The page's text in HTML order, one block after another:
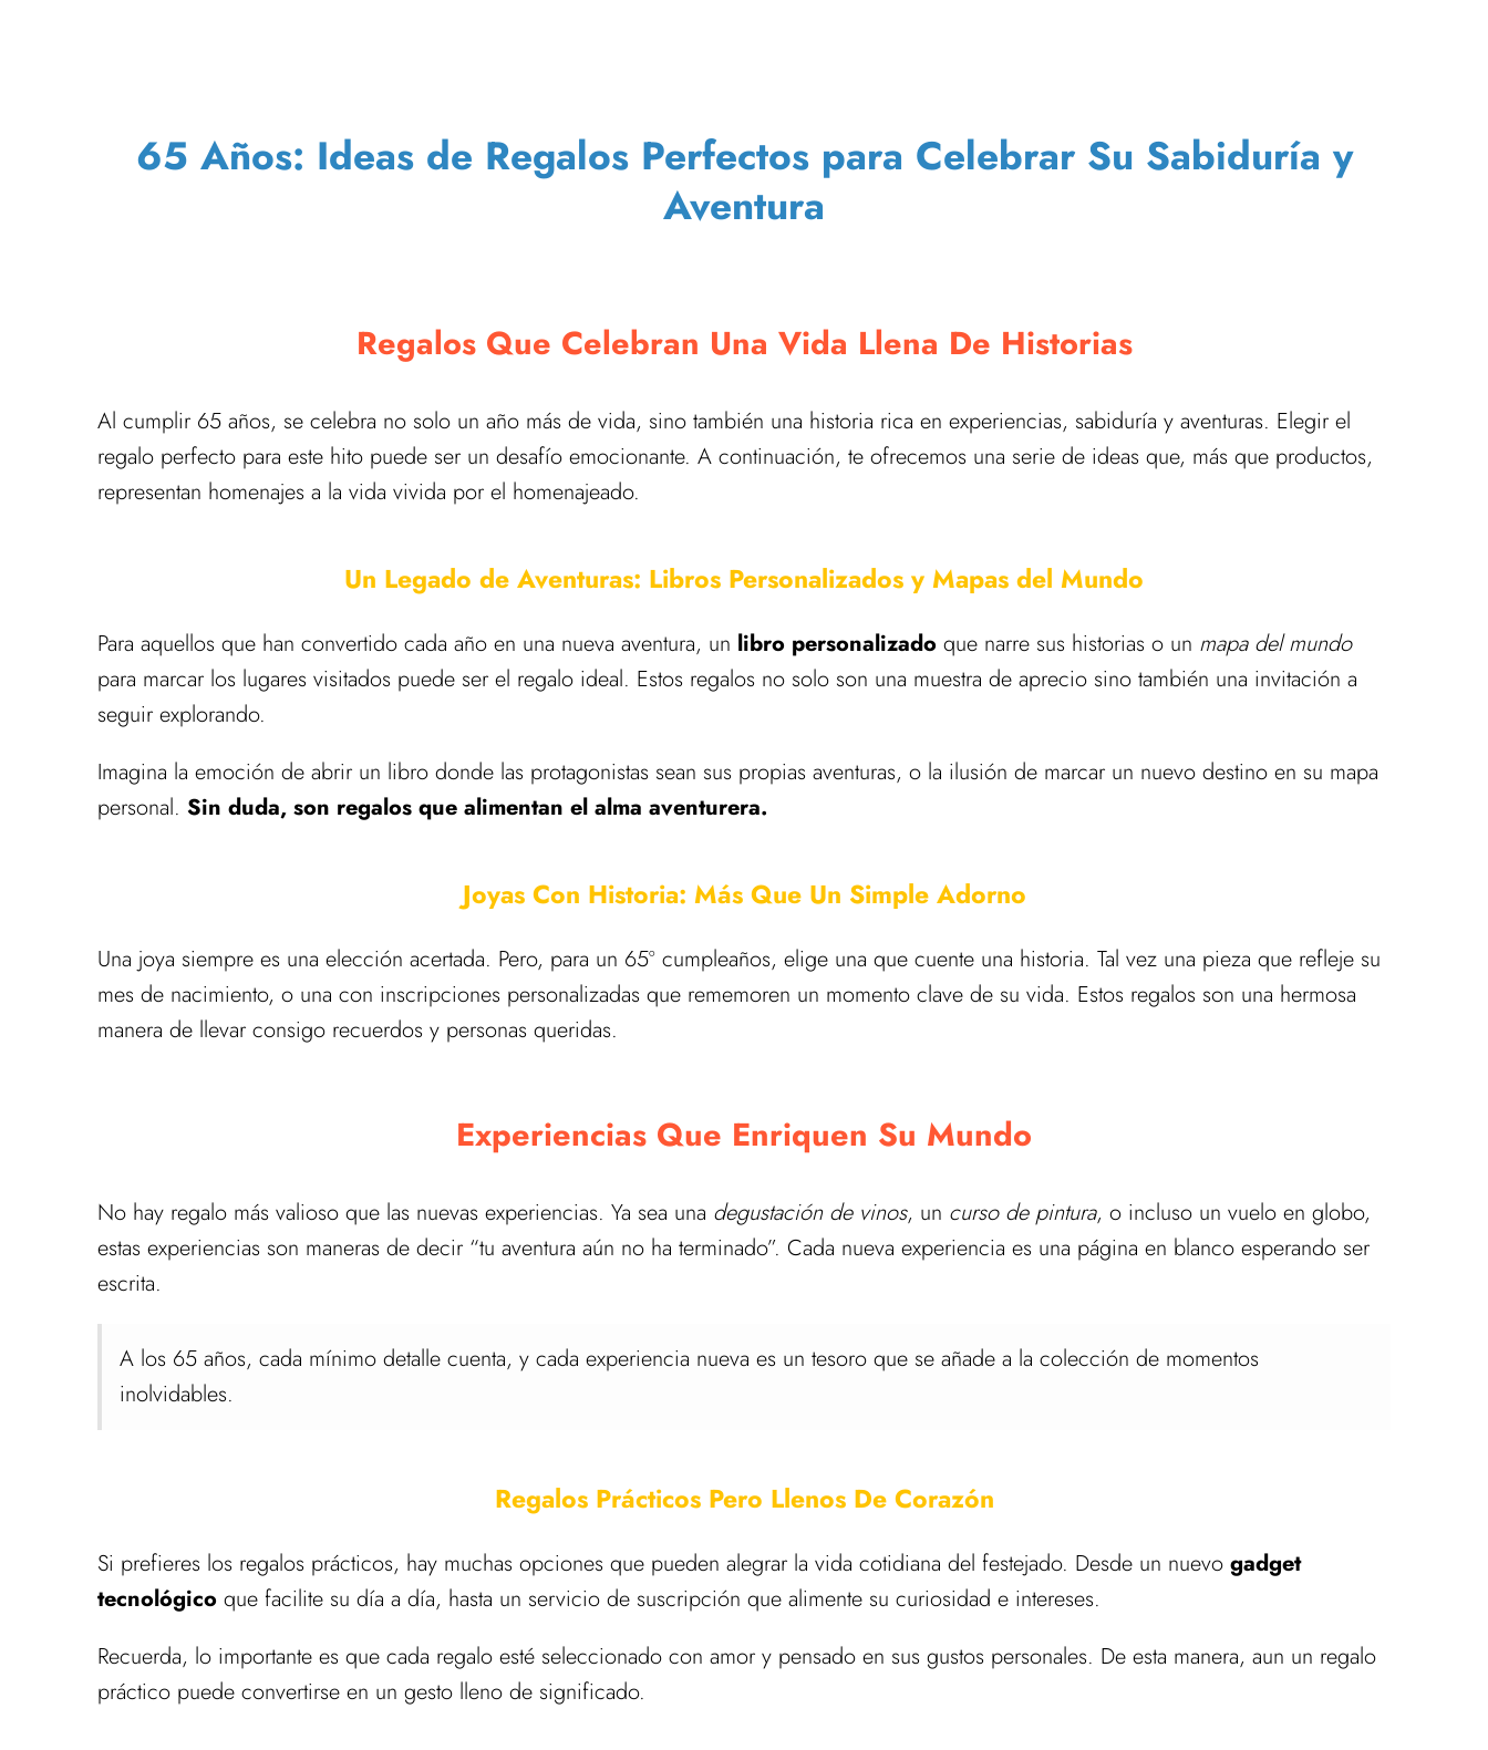
65 Años: Ideas de Regalos Perfectos para Celebrar Su Sabiduría y
Aventura
Regalos Que Celebran Una Vida Llena De Historias
Al cumplir 65 años, se celebra no solo un año más de vida, sino también una historia rica en experiencias, sabiduría y aventuras. Elegir el
regalo perfecto para este hito puede ser un desafío emocionante. A continuación, te ofrecemos una serie de ideas que, más que productos,
representan homenajes a la vida vivida por el homenajeado.
Un Legado de Aventuras: Libros Personalizados y Mapas del Mundo
Para aquellos que han convertido cada año en una nueva aventura, un libro personalizado que narre sus historias o un mapa del mundo
para marcar los lugares visitados puede ser el regalo ideal. Estos regalos no solo son una muestra de aprecio sino también una invitación a
seguir explorando.
Imagina la emoción de abrir un libro donde las protagonistas sean sus propias aventuras, o la ilusión de marcar un nuevo destino en su mapa
personal. Sin duda, son regalos que alimentan el alma aventurera.
Joyas Con Historia: Más Que Un Simple Adorno
Una joya siempre es una elección acertada. Pero, para un 65º cumpleaños, elige una que cuente una historia. Tal vez una pieza que refleje su
mes de nacimiento, o una con inscripciones personalizadas que rememoren un momento clave de su vida. Estos regalos son una hermosa
manera de llevar consigo recuerdos y personas queridas.
Experiencias Que Enriquen Su Mundo
No hay regalo más valioso que las nuevas experiencias. Ya sea una degustación de vinos, un curso de pintura, o incluso un vuelo en globo,
estas experiencias son maneras de decir “tu aventura aún no ha terminado”. Cada nueva experiencia es una página en blanco esperando ser
escrita.
A los 65 años, cada mínimo detalle cuenta, y cada experiencia nueva es un tesoro que se añade a la colección de momentos
inolvidables.
Regalos Prácticos Pero Llenos De Corazón
Si prefieres los regalos prácticos, hay muchas opciones que pueden alegrar la vida cotidiana del festejado. Desde un nuevo gadget
tecnológico que facilite su día a día, hasta un servicio de suscripción que alimente su curiosidad e intereses.
Recuerda, lo importante es que cada regalo esté seleccionado con amor y pensado en sus gustos personales. De esta manera, aun un regalo
práctico puede convertirse en un gesto lleno de significado.